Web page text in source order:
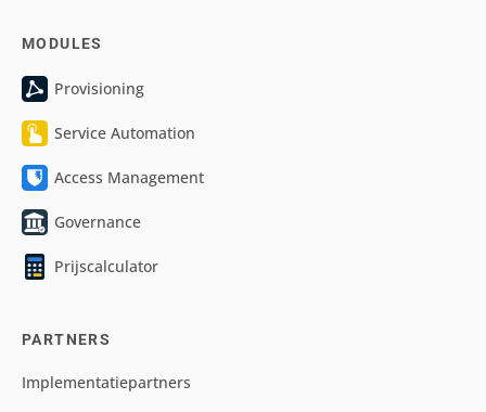
MODULES
Provisioning
Service Automation
Access Management
Governance
Prijscalculator
PARTNERS
Implementatiepartners